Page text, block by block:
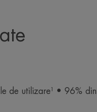
de utilizare¹ • 96%